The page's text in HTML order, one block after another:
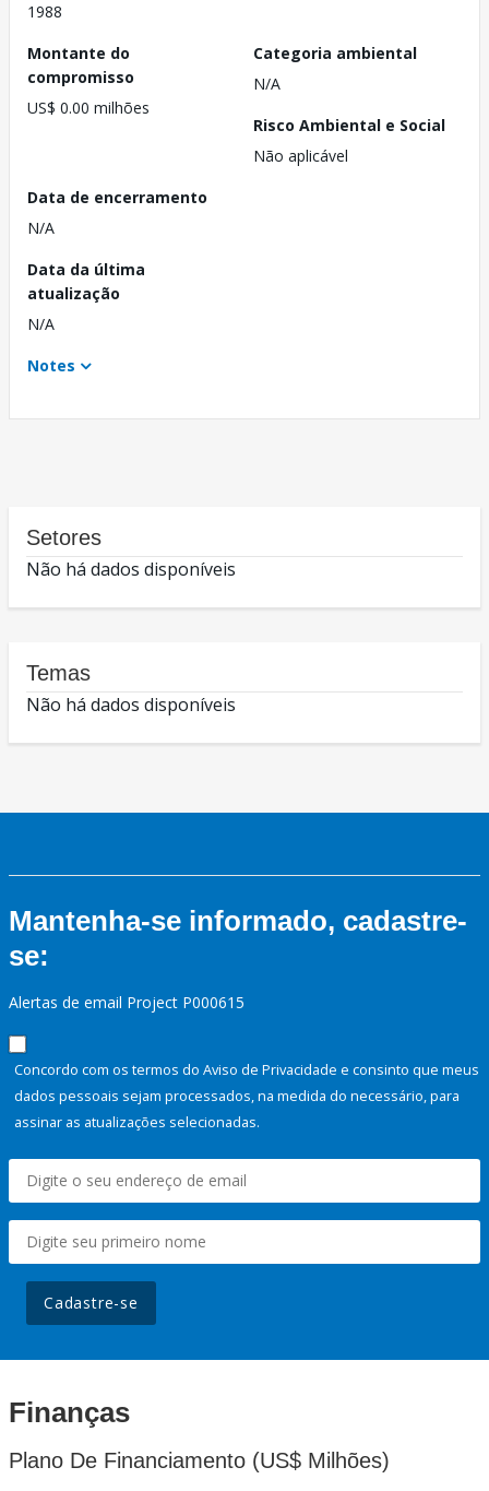
1988
Montante do
compromisso
US$ 0.00 milhões
Categoria ambiental
N/A
Risco Ambiental e Social
Não aplicável
Data de encerramento
N/A
Data da última
atualização
N/A
Notes
Setores
Não há dados disponíveis
Temas
Não há dados disponíveis
Mantenha-se informado, cadastre-
se:
Alertas de email Project P000615
Concordo com os termos do Aviso de Privacidade e consinto que meus
dados pessoais sejam processados, na medida do necessário, para
assinar as atualizações selecionadas.
Cadastre-se
Finanças
Plano De Financiamento (US$ Milhões)